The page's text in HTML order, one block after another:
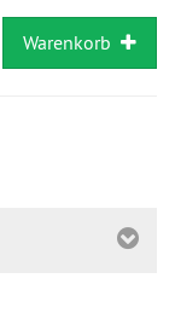
Warenkorb